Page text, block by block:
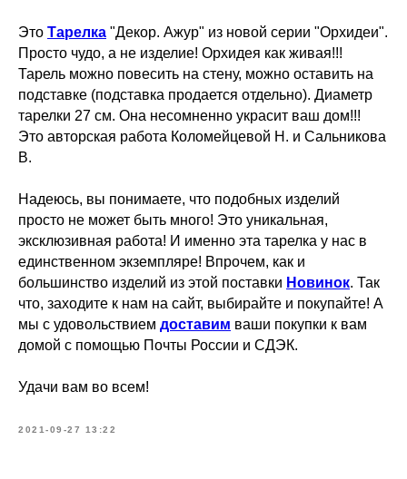
Это Тарелка "Декор. Ажур" из новой серии "Орхидеи".
Просто чудо, а не изделие! Орхидея как живая!!!
Тарель можно повесить на стену, можно оставить на
подставке (подставка продается отдельно). Диаметр
тарелки 27 см. Она несомненно украсит ваш дом!!!
Это авторская работа Коломейцевой Н. и Сальникова
В.
Надеюсь, вы понимаете, что подобных изделий
просто не может быть много! Это уникальная,
эксклюзивная работа! И именно эта тарелка у нас в
единственном экземпляре! Впрочем, как и
большинство изделий из этой поставки Новинок. Так
что, заходите к нам на сайт, выбирайте и покупайте! А
мы с удовольствием доставим ваши покупки к вам
домой с помощью Почты России и СДЭК.
Удачи вам во всем!
2021-09-27 13:22